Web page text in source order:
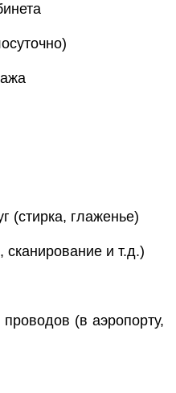
(стирка, глаженье)
сканирование и т.д.)
(в аэропорту,